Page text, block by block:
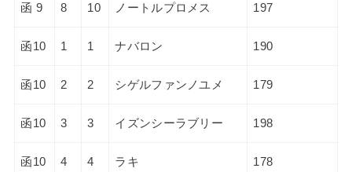
函 9 8 10 ノートルプロメス 197
函10 1 1 ナバロン 190
函10 2 2 シゲルファンノユメ 179
函10 3 3 イズンシーラブリー 198
函10 4 4 ラキ 178